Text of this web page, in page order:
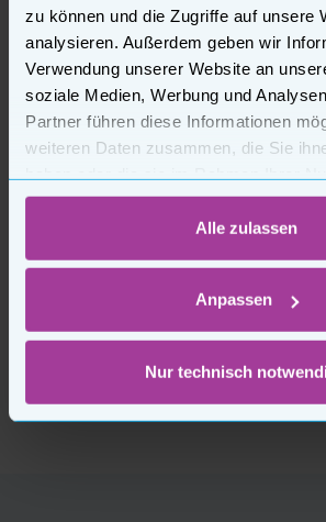
zu können und die Zugriffe auf unsere
analysieren. Außerdem geben wir
Verwendung unserer Website an
soziale Medien, Werbung und
Partner führen diese Informationen
weiteren Daten zusammen, die Sie
haben oder die sie im Rahmen Ihrer
gesammelt haben.
Alle zulassen
Anpassen
Nur technisch
Beschreibung
Wirtschaftsbuch
Das jährliche erscheinende
eine ordnungsgemäße und
stellenden Anforderungen
eine klare, übersichtliche und
Einzelkosten und einen zwecks
Jahresabschluss bietet. Tragen Sie in
und sonstigen Einnahmen sowie
ein.